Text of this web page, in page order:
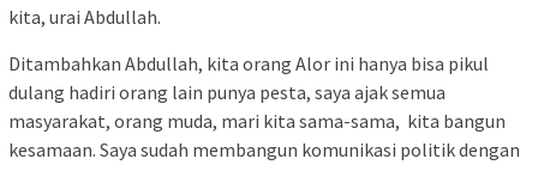
kita, urai Abdullah.
Ditambahkan Abdullah, kita orang Alor ini hanya bisa pikul
dulang hadiri orang lain punya pesta, saya ajak semua
masyarakat, orang muda, mari kita sama-sama, kita bangun
kesamaan. Saya sudah membangun komunikasi politik dengan